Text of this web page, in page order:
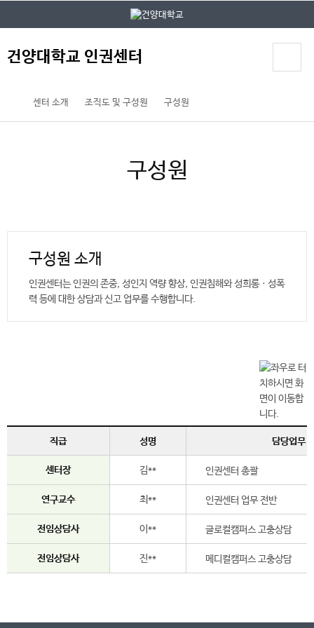
건양대학교 인권센터
센터 소개 조직도 및 구성원 구성원
구성원
구성원 소개
인권센터는 인권의 존중, 성인지 역량 향상, 인권침해와 성희롱ㆍ성폭
력 등에 대한 상담과 신고 업무를 수행합니다.
직급 성명 담당업무
센터장 김** 인권센터 총괄
연구교수 최** 인권센터 업무 전반
전임상담사 이** 글로컬캠퍼스 고충상담
전임상담사 진** 메디컬캠퍼스 고충상담